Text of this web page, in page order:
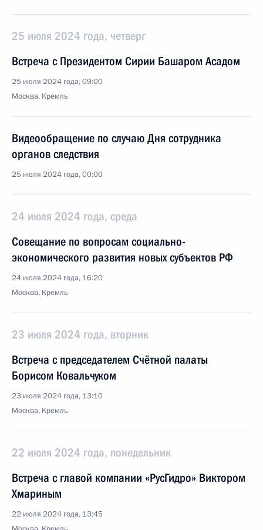
25 июля 2024 года, четверг
Встреча с Президентом Сирии Башаром Асадом
25 июля 2024 года, 09:00
Москва, Кремль
Видеообращение по случаю Дня сотрудника
органов следствия
25 июля 2024 года, 00:00
24 июля 2024 года, среда
Совещание по вопросам социально-
экономического развития новых субъектов РФ
24 июля 2024 года, 16:20
Москва, Кремль
23 июля 2024 года, вторник
Встреча с председателем Счётной палаты
Борисом Ковальчуком
23 июля 2024 года, 13:10
Москва, Кремль
22 июля 2024 года, понедельник
Встреча с главой компании «РусГидро» Виктором
Хмариным
22 июля 2024 года, 13:45